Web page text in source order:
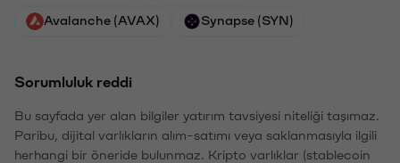
Avalanche (AVAX) Synapse (SYN)
Sorumluluk reddi
Bu sayfada yer alan bilgiler yatırım tavsiyesi niteliği taşımaz.
Paribu, dijital varlıkların alım-satımı veya saklanmasıyla ilgili
herhangi bir öneride bulunmaz. Kripto varlıklar (stablecoin